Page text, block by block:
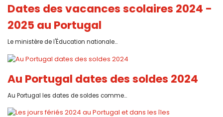
Dates des vacances scolaires 2024 -
2025 au Portugal
Le ministère de l'Éducation nationale...
Au Portugal dates des soldes 2024
Au Portugal les dates de soldes comme...